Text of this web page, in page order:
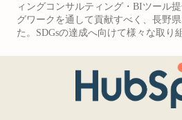
ィングコンサルティング・BIツール
グワークを通して貢献すべく、長野
た。SDGsの達成へ向けて様々な取り